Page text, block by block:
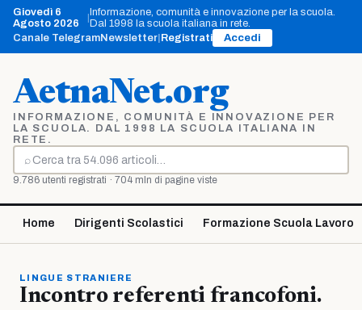
Vai
contenuto
Giovedì 6
Agosto 2026
Informazione, comunità e innovazione per la scuola.
Dal 1998 la scuola italiana in rete.
Canale TelegramNewsletter Registrati Accedi
AetnaNet.org
INFORMAZIONE, COMUNITÀ E INNOVAZIONE PER
LA SCUOLA. DAL 1998 LA SCUOLA ITALIANA IN
RETE.
⌕
Cerca
9.786 utenti registrati · 704 mln di pagine viste
Home Dirigenti Scolastici Formazione Scuola Lavoro
LINGUE STRANIERE
Incontro referenti francofoni.